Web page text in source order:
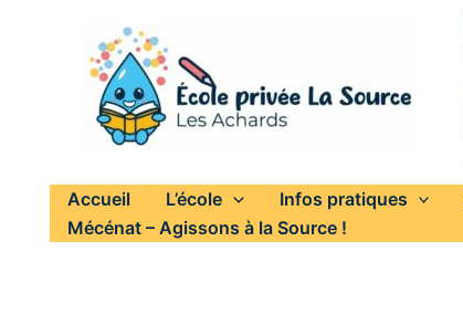
Accueil L’école Infos pratiques
Mécénat – Agissons à la Source !